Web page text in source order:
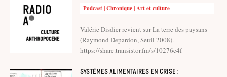
Podcast | Chronique | Art et culture
Valérie Disdier revient sur La terre des paysans
(Raymond Depardon, Seuil 2008).
https://share.transistor.fm/s/10276c4f
Systèmes alimentaires en crise :